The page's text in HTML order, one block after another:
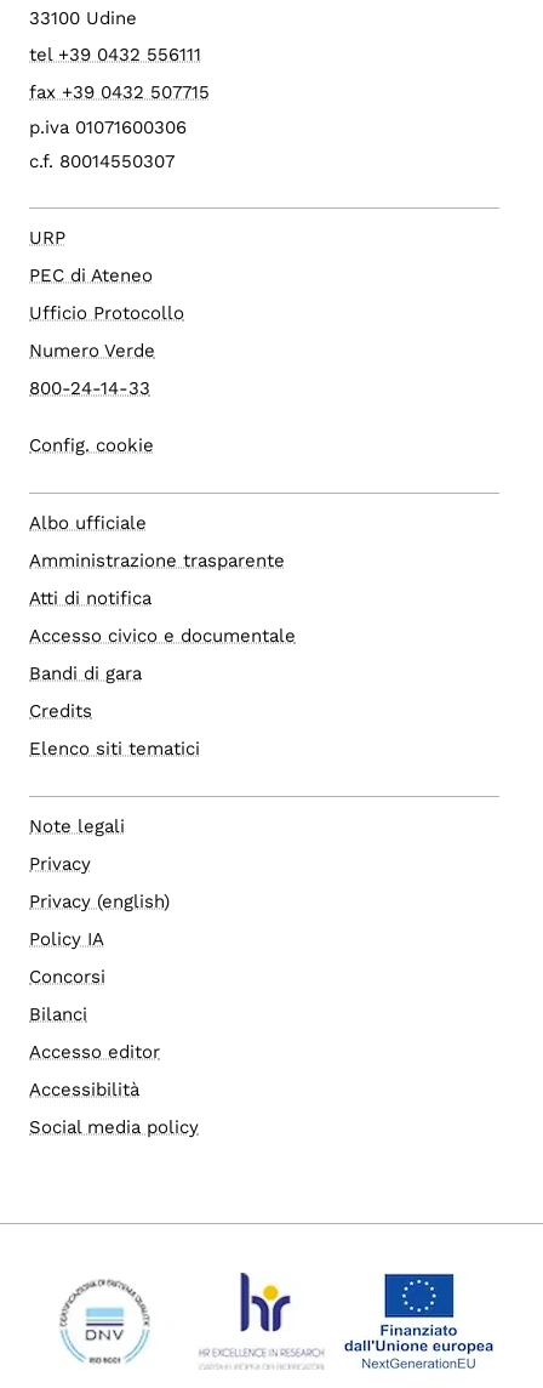
33100 Udine
tel +39 0432 556111
fax +39 0432 507715
p.iva 01071600306
c.f. 80014550307
URP
PEC di Ateneo
Ufficio Protocollo
Numero Verde
800-24-14-33
Config. cookie
Albo ufficiale
Amministrazione trasparente
Atti di notifica
Accesso civico e documentale
Bandi di gara
Credits
Elenco siti tematici
Note legali
Privacy
Privacy (english)
Policy IA
Concorsi
Bilanci
Accesso editor
Accessibilità
Social media policy